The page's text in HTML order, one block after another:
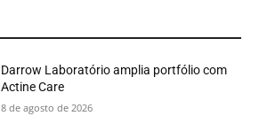
Darrow Laboratório amplia portfólio com
Actine Care
8 de agosto de 2026